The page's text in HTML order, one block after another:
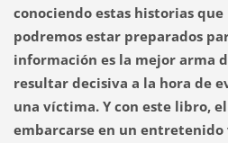
conociendo estas historias
podremos estar preparados
información es la mejor arma
resultar decisiva a la hora de
una víctima. Y con este libro,
embarcarse en un entretenido